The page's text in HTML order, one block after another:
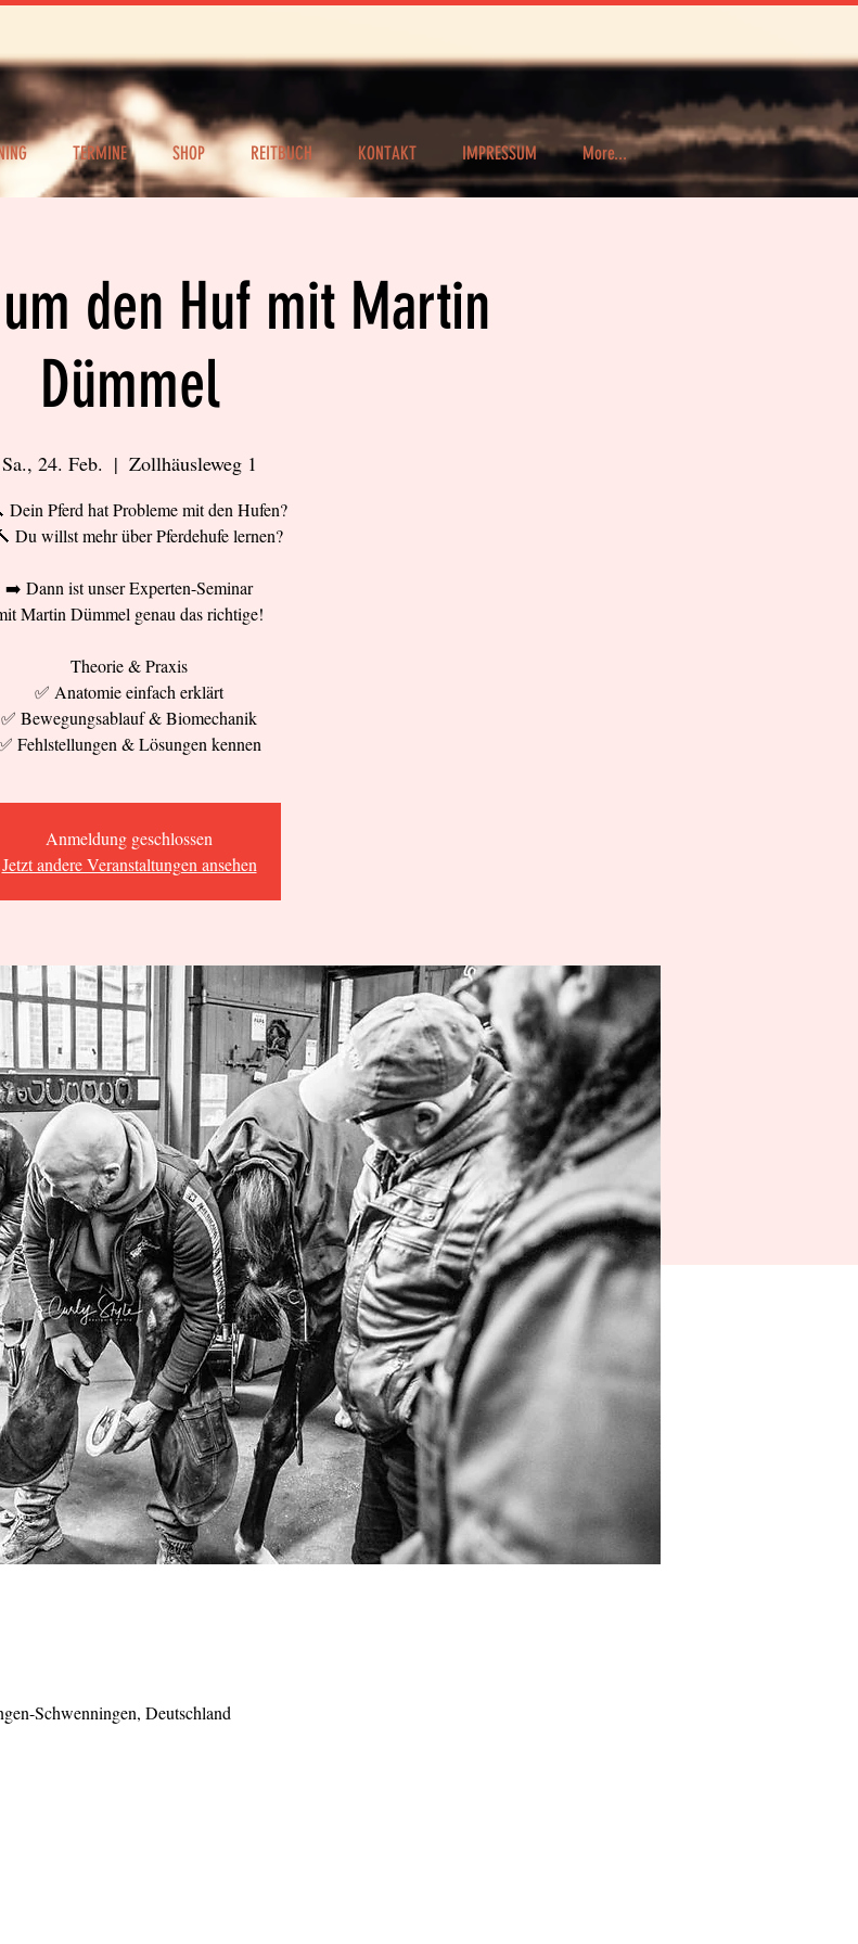
TERMINE SHOP REITBUCH KONTAKT IMPRESSUM More...
den Huf mit Martin
Dümmel
Sa., 24. Feb.
  |
Zollhäusleweg 1
Dein Pferd hat Probleme mit den Hufen?
Du willst mehr über Pferdehufe lernen?
➡️ Dann ist unser Experten-Seminar
Martin Dümmel genau das richtige!
Theorie & Praxis
✅️ Anatomie einfach erklärt
✅️ Bewegungsablauf & Biomechanik
Fehlstellungen & Lösungen kennen
Anmeldung geschlossen
Jetzt andere Veranstaltungen ansehen
Schwenningen, Deutschland